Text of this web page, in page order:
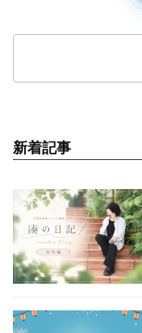
新着記事